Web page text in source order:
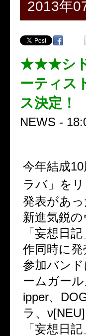
2013年
★★★シド
ーティス
ス決定！
NEWS -
今年結成
ラバ」を
発表があっ
新進気鋭
「妄想日
作同時に発
参加バン
ームガー
ipper、
ラ、
「妄想日